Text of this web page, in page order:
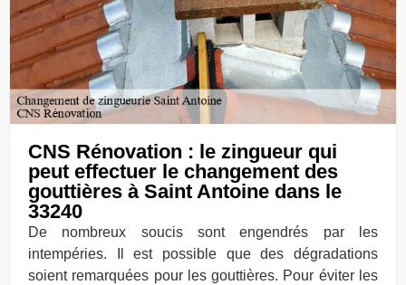
CNS Rénovation : le zingueur qui
peut effectuer le changement des
gouttières à Saint Antoine dans le
33240
De nombreux soucis sont engendrés par les
intempéries. Il est possible que des dégradations
soient remarquées pour les gouttières. Pour éviter les